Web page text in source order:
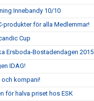
Innebandy 10/10
produkter för alla Medlemmar!
Cup
Ersboda-Bostadendagen 2015
IDAG!
och kompani!
för halva priset hos ESK